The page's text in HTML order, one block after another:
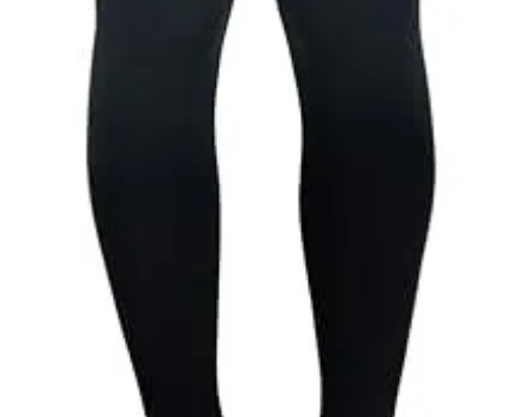
termékre
vonatkozik!
Darab
Szállítás:
- Csomagautomata: 1190
forinttól
- Házhozszállítás: 2190
forinttól
- Személyes átvétel:
ingyenesen
Elérhetőség